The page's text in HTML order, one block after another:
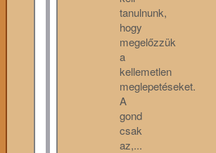
tanulnunk,
hogy
megelőzzük
a
kellemetlen
meglepetéseket.
A
gond
csak
az,...